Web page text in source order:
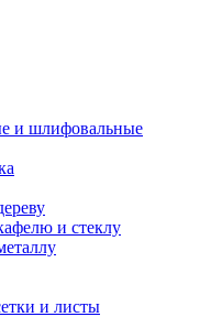
и шлифовальные
и стеклу
и листы